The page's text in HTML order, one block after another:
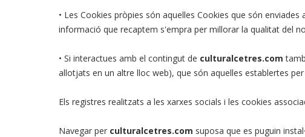
• Les Cookies pròpies són aquelles Cookies que són
informació que recaptem s'empra per millorar la qualitat del
• Si interactues amb el contingut de culturalcetres.com
allotjats en un altre lloc web), que són aquelles establertes
Els registres realitzats a les xarxes socials i les cookies
Navegar per culturalcetres.com suposa que es puguin